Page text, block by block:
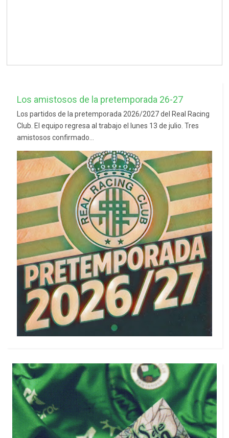
Los amistosos de la pretemporada 26-27
Los partidos de la pretemporada 2026/2027 del Real Racing
Club. El equipo regresa al trabajo el lunes 13 de julio. Tres
amistosos confirmado...